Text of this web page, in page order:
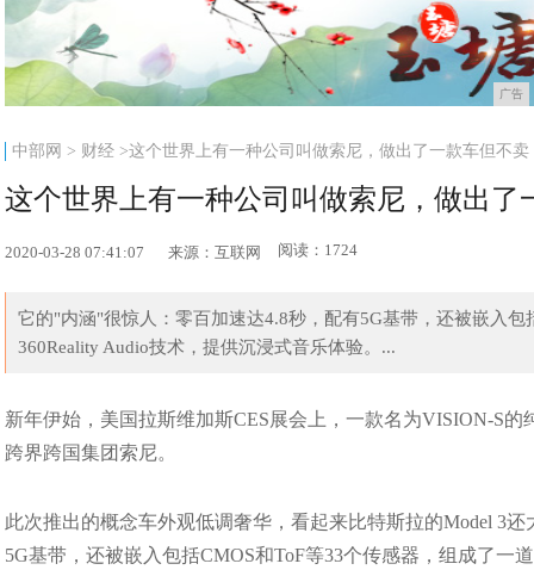
广告
中部网 > 财经 >这个世界上有一种公司叫做索尼，做出了一款车但不卖
这个世界上有一种公司叫做索尼，做出了
2020-03-28 07:41:07 来源：互联网 阅读：1724
它的"内涵"很惊人：零百加速达4.8秒，配有5G基带，还被嵌入
360Reality Audio技术，提供沉浸式音乐体验。...
新年伊始，美国拉斯维加斯CES展会上，一款名为VISION-S
跨界跨国集团索尼。
此次推出的概念车外观低调奢华，看起来比特斯拉的Model 3
5G基带，还被嵌入包括CMOS和ToF等33个传感器，组成了一